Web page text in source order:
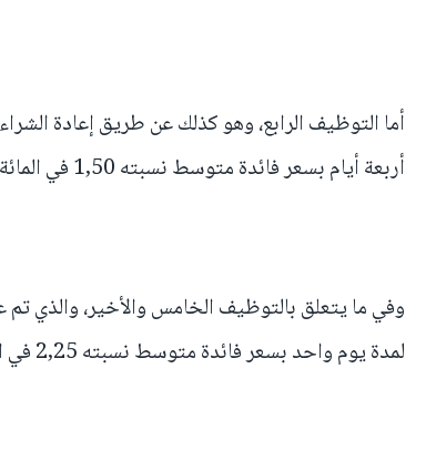
أربعة أيام بسعر فائدة متوسط نسبته 1,50 في المائة.
لمدة يوم واحد بسعر فائدة متوسط نسبته 2,25 في المائة.